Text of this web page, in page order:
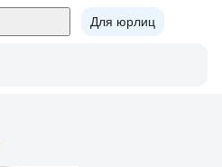
Для юрлиц